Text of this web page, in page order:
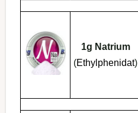
1g Natrium
(Ethylphenidat)